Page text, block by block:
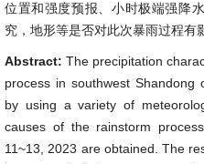
位置和强度预报、小时极端强降
究，地形等是否对此次暴雨过程有
Abstract:The precipitation
process in southwest
by using a variety of
causes of the rainstorm
11~13, 2023 are obtained. The